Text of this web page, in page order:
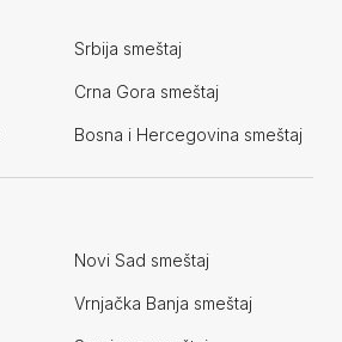
Srbija smeštaj
Crna Gora smeštaj
Bosna i Hercegovina smeštaj
Novi Sad smeštaj
Vrnjačka Banja smeštaj